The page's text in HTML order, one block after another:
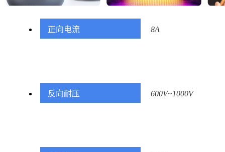
正向电流 8A
反向耐压 600V~1000V